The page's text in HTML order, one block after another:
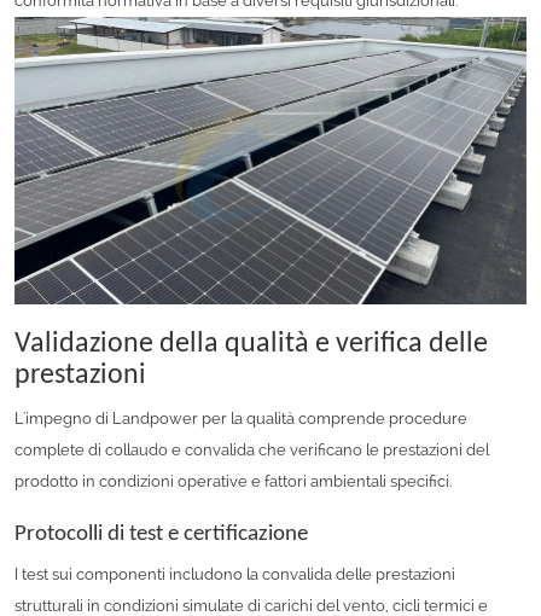
Validazione della qualità e verifica delle
prestazioni
L'impegno di Landpower per la qualità comprende procedure
complete di collaudo e convalida che verificano le prestazioni del
prodotto in condizioni operative e fattori ambientali specifici.
Protocolli di test e certificazione
I test sui componenti includono la convalida delle prestazioni
strutturali in condizioni simulate di carichi del vento, cicli termici e